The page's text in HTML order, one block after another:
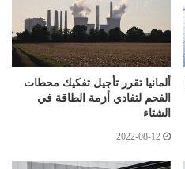
ألمانيا تقرر تأجيل تفكيك محطات
الفحم لتفادي أزمة الطاقة في
الشتاء
2022-08-12